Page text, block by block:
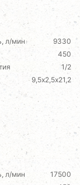
л/мин
9330
450
1/2
9,5х2,5х21,2
л/мин
17500